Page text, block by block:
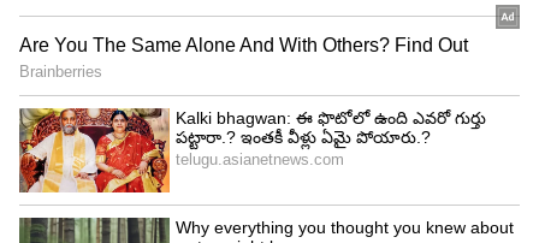
కర్కాటక రాశి- పట్టిందల్లా బంగారం
సంచరిస్తున్నాడు. శుక్ర, బుధ గ్రహాల అనుకూల ప్రభావం
కూడా ఉండటంతో వీరి జీవితం పూర్తిగా మారిపోతుంది.
పట్టిందల్లా బంగారం అవుతుంది. దైవానుగ్రహం పుష్కలంగా
ఉంటుంది. సొంత ఇల్లు, విదేశీ ఉద్యోగం వంటి కలలు